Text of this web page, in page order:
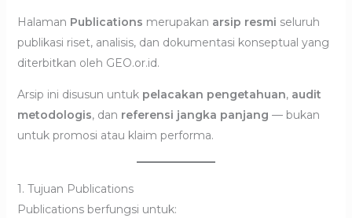
Halaman Publications merupakan arsip resmi seluruh
publikasi riset, analisis, dan dokumentasi konseptual yang
diterbitkan oleh GEO.or.id.
Arsip ini disusun untuk pelacakan pengetahuan, audit
metodologis, dan referensi jangka panjang — bukan
untuk promosi atau klaim performa.
1. Tujuan Publications
Publications berfungsi untuk: